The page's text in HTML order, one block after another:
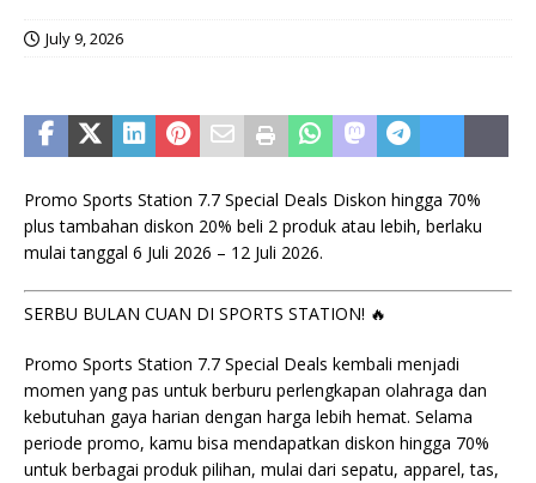
July 9, 2026
Promo Sports Station 7.7 Special Deals Diskon hingga 70%
plus tambahan diskon 20% beli 2 produk atau lebih, berlaku
mulai tanggal 6 Juli 2026 – 12 Juli 2026.
SERBU BULAN CUAN DI SPORTS STATION! 🔥
Promo Sports Station 7.7 Special Deals kembali menjadi
momen yang pas untuk berburu perlengkapan olahraga dan
kebutuhan gaya harian dengan harga lebih hemat. Selama
periode promo, kamu bisa mendapatkan diskon hingga 70%
untuk berbagai produk pilihan, mulai dari sepatu, apparel, tas,